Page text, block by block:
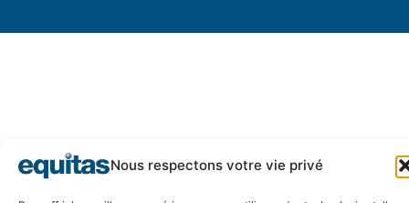
Nous respectons votre vie privé